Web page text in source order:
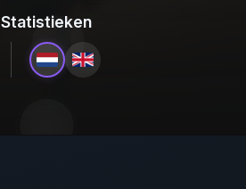
Statistieken